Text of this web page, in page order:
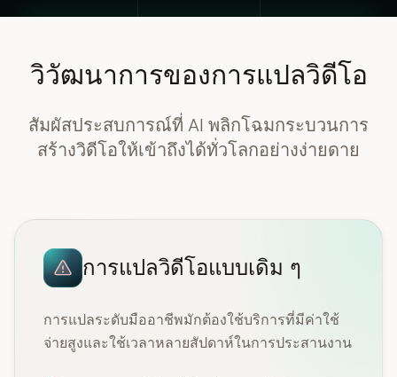
วิวัฒนาการของการแปลวิดีโอ
สัมผัสประสบการณ์ที่ AI พลิกโฉมกระบวนการ
สร้างวิดีโอให้เข้าถึงได้ทั่วโลกอย่างง่ายดาย
การแปลวิดีโอแบบเดิม ๆ
การแปลระดับมืออาชีพมักต้องใช้บริการที่มีค่าใช้
จ่ายสูงและใช้เวลาหลายสัปดาห์ในการประสานงาน